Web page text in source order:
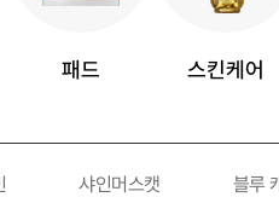
패드 스킨케어
샤인머스캣 블루